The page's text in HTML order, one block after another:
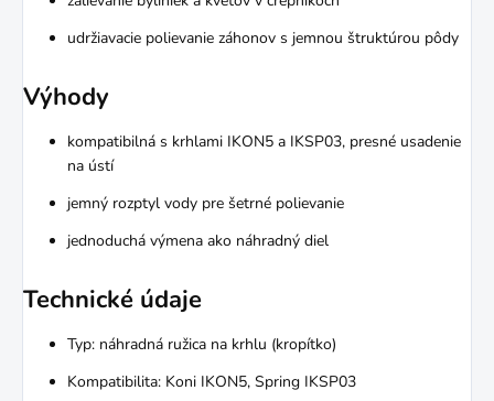
udržiavacie polievanie záhonov s jemnou štruktúrou pôdy
Výhody
kompatibilná s krhlami IKON5 a IKSP03, presné usadenie
na ústí
jemný rozptyl vody pre šetrné polievanie
jednoduchá výmena ako náhradný diel
Technické údaje
Typ: náhradná ružica na krhlu (kropítko)
Kompatibilita: Koni IKON5, Spring IKSP03